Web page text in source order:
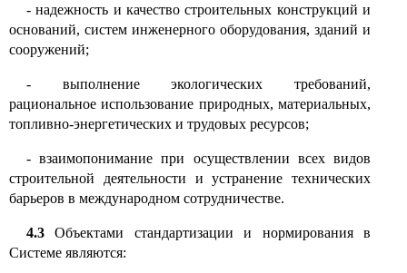
-надежность и качество строительных конструкций и
оснований, систем инженерного оборудования, зданий и
сооружений;
-выполнение экологических требований,
рациональное использование природных, материальных,
топливно-энергетических и трудовых ресурсов;
-взаимопонимание при осуществлении всех видов
строительной деятельности и устранение технических
барьеров в международном сотрудничестве.
4.3
Объектами стандартизации и нормирования в
Системе являются: